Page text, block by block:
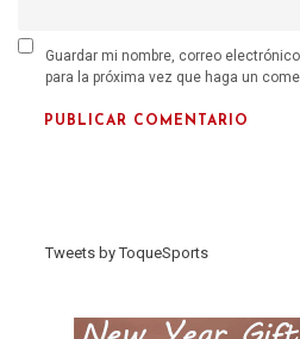
Guardar mi nombre, correo
para la próxima vez que haga un
Tweets by ToqueSports